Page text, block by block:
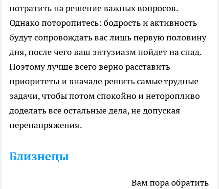
потратить на решение важных вопросов.
Однако поторопитесь: бодрость и активность
будут сопровождать вас лишь первую половину
дня, после чего ваш энтузиазм пойдет на спад.
Поэтому лучше всего верно расставить
приоритеты и вначале решить самые трудные
задачи, чтобы потом спокойно и неторопливо
доделать все остальные дела, не допуская
перенапряжения.
Близнецы
Вам пора обратить